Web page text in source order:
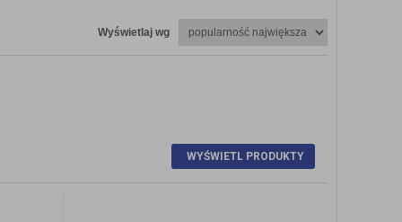
Wyświetlaj wg